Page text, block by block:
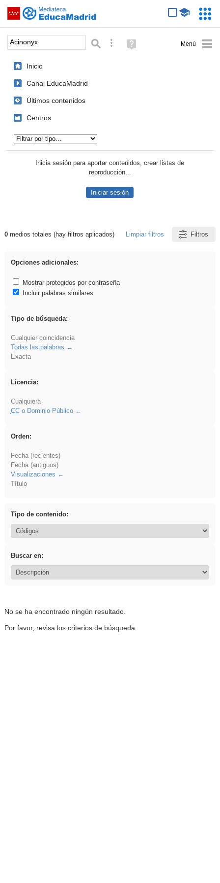
Saltar navegación
Palabra o frase: Búsqueda avanzada
Ayuda
(en
Inicio
Canal EducaMadrid
Últimos contenidos
Centros
Inicia sesión para aportar contenidos, crear listas de
reproducción...
Iniciar sesión
Resultados de: Acinonyx
0medios totales (hay filtros aplicados) Limpiar filtros Filtros
Opciones adicionales:
Mostrar protegidos por contraseña
Incluir palabras similares
Tipo de búsqueda:
Cualquier coincidencia
Todas las palabras
Exacta
Licencia:
Cualquiera
CCo Dominio Público
Orden:
Fecha (recientes)
Fecha (antiguos)
Visualizaciones
Título
Tipo de contenido:
Buscar en:
No se ha encontrado ningún resultado.
Por favor, revisa los criterios de búsqueda.